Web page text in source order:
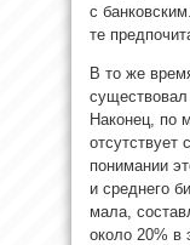
с
те
В то же
Наконец, по
отсутствует
понимании
и среднего
мала,
около 20% в